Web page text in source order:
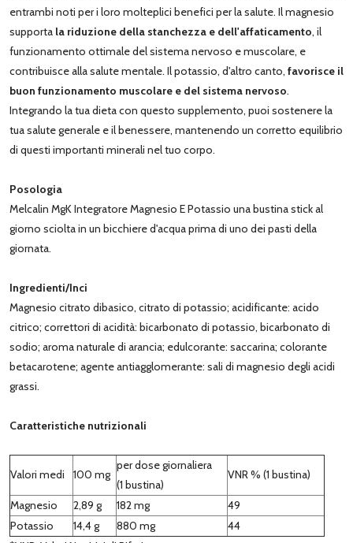
entrambi noti per i loro molteplici benefici per la salute. Il magnesio
supporta la riduzione della stanchezza e dell'affaticamento, il
funzionamento ottimale del sistema nervoso e muscolare, e
contribuisce alla salute mentale. Il potassio, d'altro canto, favorisce il
buon funzionamento muscolare e del sistema nervoso.
Integrando la tua dieta con questo supplemento, puoi sostenere la
tua salute generale e il benessere, mantenendo un corretto equilibrio
di questi importanti minerali nel tuo corpo.
Posologia
Melcalin MgK Integratore Magnesio E Potassio una bustina stick al
giorno sciolta in un bicchiere d'acqua prima di uno dei pasti della
giornata.
Ingredienti/Inci
Magnesio citrato dibasico, citrato di potassio; acidificante: acido
citrico; correttori di acidità: bicarbonato di potassio, bicarbonato di
sodio; aroma naturale di arancia; edulcorante: saccarina; colorante
betacarotene; agente antiagglomerante: sali di magnesio degli acidi
grassi.
Caratteristiche nutrizionali
Valori medi 100 mg
per dose giornaliera
(1 bustina)
VNR % (1 bustina)
Magnesio 2,89 g 182 mg
49
Potassio
14,4 g 880 mg
44